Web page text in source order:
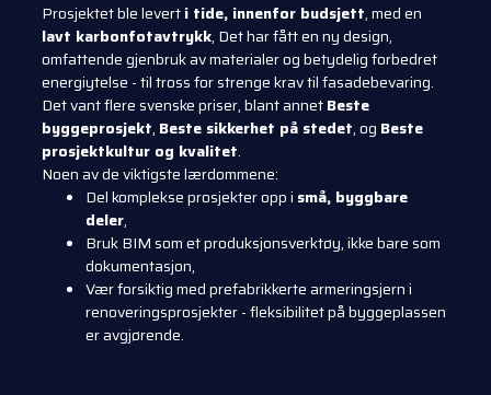
Prosjektet ble leverti tide, innenfor budsjett, med en
lavt karbonfotavtrykk, Det har fått en ny design,
omfattende gjenbruk av materialer og betydelig forbedret
energiytelse - til tross for strenge krav til fasadebevaring.
Det vant flere svenske priser, blant annetBeste
byggeprosjekt, Beste sikkerhet på stedet, og Beste
prosjektkultur og kvalitet.
Noen av de viktigste lærdommene:
Del komplekse prosjekter opp i små, byggbare
deler,
Bruk BIM som et produksjonsverktøy, ikke bare som
dokumentasjon,
Vær forsiktig med prefabrikkerte armeringsjern i
renoveringsprosjekter - fleksibilitet på byggeplassen
er avgjørende.